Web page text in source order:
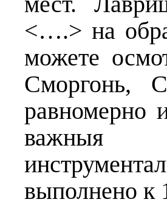
<….> на
можете
Сморгонь,
равномерно
важныя
выполнено к